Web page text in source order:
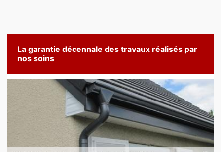
La garantie décennale des travaux réalisés par
nos soins